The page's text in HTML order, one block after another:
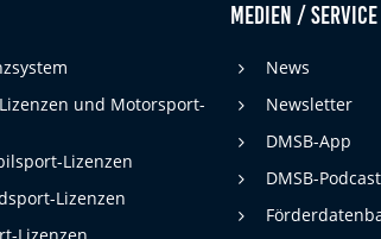
und Motorsport-
Lizenzen
Lizenzen
Lizenzen
Medien / Service
News
Newsletter
DMSB-App
DMSB-Podcast